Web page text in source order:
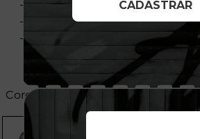
- Importado
- Licença Oficial
- Composição:
Cores: